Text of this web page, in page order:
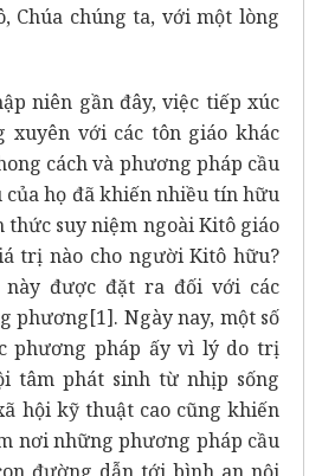
Chúa chúng ta, với một lòng
niên gần đây, việc tiếp xúc
xuyên với các tôn giáo khác
cách và phương pháp cầu
của họ đã khiến nhiều tín hữu
suy niệm ngoài Kitô giáo
trị nào cho người Kitô hữu?
được đặt ra đối với các
phương[1]. Ngày nay, một số
phương pháp ấy vì lý do trị
tâm phát sinh từ nhịp sống
hội kỹ thuật cao cũng khiến
nơi những phương pháp cầu
đường dẫn tới bình an nội